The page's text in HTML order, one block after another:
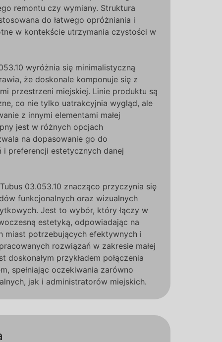
remontu czy wymiany. Struktura
do łatwego opróżniania i
w kontekście utrzymania czystości w
wyróżnia się minimalistyczną
że doskonale komponuje się z
przestrzeni miejskiej. Linie produktu są
co nie tylko uatrakcyjnia wygląd, ale
z innymi elementami małej
jest w różnych opcjach
na dopasowanie go do
i preferencji estetycznych danej
03.053.10 znacząco przyczynia się
funkcjonalnych oraz wizualnych
Jest to wybór, który łączy w
estetyką, odpowiadając na
miast potrzebujących efektywnych i
rozwiązań w zakresie małej
doskonałym przykładem połączenia
spełniając oczekiwania zarówno
jak i administratorów miejskich.